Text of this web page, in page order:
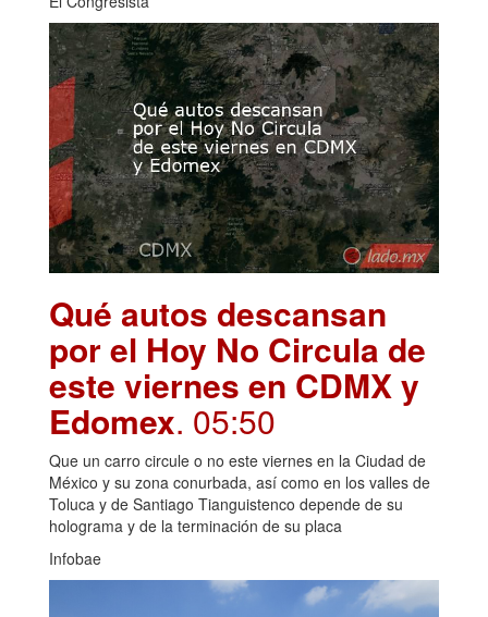
Qué autos descansan
por el Hoy No Circula de
este viernes en CDMX y
Edomex. 05:50
Que un carro circule o no este viernes en la Ciudad de
México y su zona conurbada, así como en los valles de
Toluca y de Santiago Tianguistenco depende de su
holograma y de la terminación de su placa
Infobae